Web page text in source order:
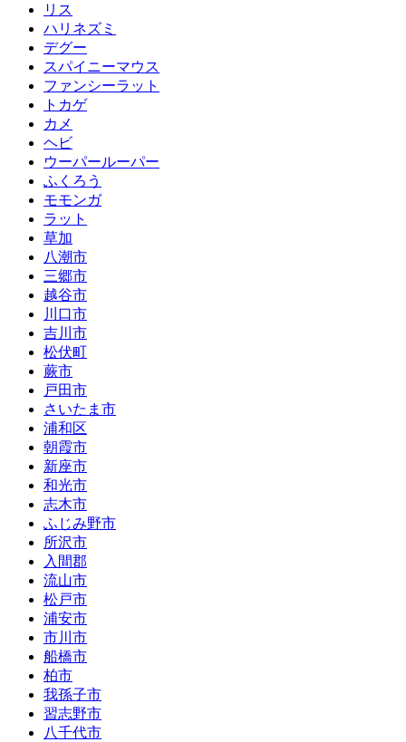
リス
ハリネズミ
デグー
スパイニーマウス
ファンシーラット
トカゲ
カメ
ヘビ
ウーパールーパー
ふくろう
モモンガ
ラット
草加
八潮市
三郷市
越谷市
川口市
吉川市
松伏町
蕨市
戸田市
さいたま市
浦和区
朝霞市
新座市
和光市
志木市
ふじみ野市
所沢市
入間郡
流山市
松戸市
浦安市
市川市
船橋市
柏市
我孫子市
習志野市
八千代市